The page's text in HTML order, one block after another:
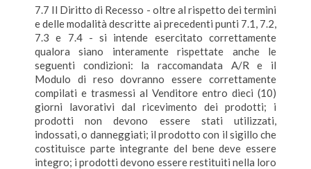
7.7 Il Diritto di Recesso - oltre al rispetto dei termini
e delle modalità descritte ai precedenti punti 7.1, 7.2,
7.3 e 7.4 - si intende esercitato correttamente
qualora siano interamente rispettate anche le
seguenti condizioni: la raccomandata A/R e il
Modulo di reso dovranno essere correttamente
compilati e trasmessi al Venditore entro dieci (10)
giorni lavorativi dal ricevimento dei prodotti; i
prodotti non devono essere stati utilizzati,
indossati, o danneggiati; il prodotto con il sigillo che
costituisce parte integrante del bene deve essere
integro; i prodotti devono essere restituiti nella loro